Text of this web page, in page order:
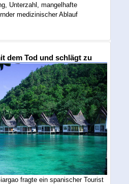
Unterzahl, mangelhafte
medizinischer Ablauf
dem Tod und schlägt zu
fragte ein spanischer Tourist